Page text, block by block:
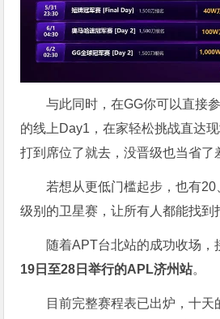
与此同时，在GG你可以直接
的线上Day1，在家轻松挑战直达
打到席位了就去，没晋级也当省了
若想从更低门槛起步，也有
级别的卫星赛，让所有人都能找到
随着APT台北站的成功收场，
19 日至28 日举行的APL济州站。
目前完整赛程表已出炉，十天